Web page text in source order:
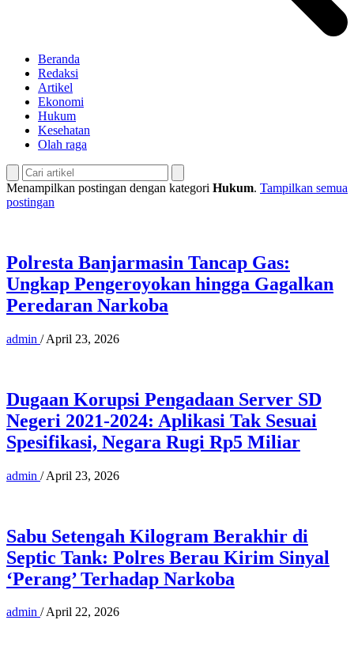
Beranda
Redaksi
Artikel
Ekonomi
Hukum
Kesehatan
Olah raga
Menampilkan postingan dengan kategori Hukum. Tampilkan semua
postingan
Polresta Banjarmasin Tancap Gas:
Ungkap Pengeroyokan hingga Gagalkan
Peredaran Narkoba
admin / April 23, 2026
Dugaan Korupsi Pengadaan Server SD
Negeri 2021-2024: Aplikasi Tak Sesuai
Spesifikasi, Negara Rugi Rp5 Miliar
admin / April 23, 2026
Sabu Setengah Kilogram Berakhir di
Septic Tank: Polres Berau Kirim Sinyal
‘Perang’ Terhadap Narkoba
admin /April 22, 2026